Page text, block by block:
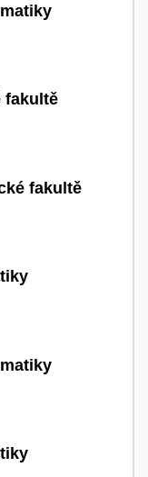
fakultě
fakultě